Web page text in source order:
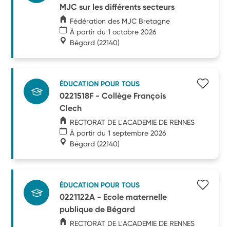
MJC sur les différents secteurs
Fédération des MJC Bretagne
À partir du 1 octobre 2026
Bégard (22140)
ÉDUCATION POUR TOUS
0221518F - Collège François
Clech
RECTORAT DE L'ACADEMIE DE RENNES
À partir du 1 septembre 2026
Bégard (22140)
ÉDUCATION POUR TOUS
0221122A - Ecole maternelle
publique de Bégard
RECTORAT DE L'ACADEMIE DE RENNES